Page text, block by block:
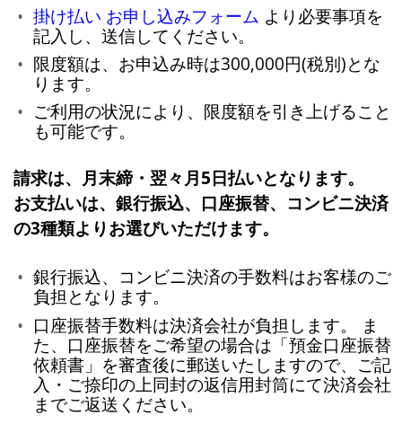
掛け払い お申し込みフォーム より必要事項を
記入し、送信してください。
限度額は、お申込み時は300,000円(税別)とな
ります。
ご利用の状況により、限度額を引き上げること
も可能です。
請求は、月末締・翌々月5日払いとなります。
お支払いは、銀行振込、口座振替、コンビニ決済
の3種類よりお選びいただけます。
銀行振込、コンビニ決済の手数料はお客様のご
負担となります。
口座振替手数料は決済会社が負担します。 ま
た、口座振替をご希望の場合は「預金口座振替
依頼書」を審査後に郵送いたしますので、ご記
入・ご捺印の上同封の返信用封筒にて決済会社
までご返送ください。